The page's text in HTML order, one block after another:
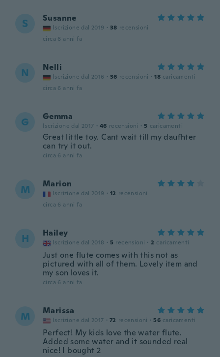
S Susanne
Iscrizione dal 2019 · 38 recensioni
circa 6 anni fa
N Nelli
Iscrizione dal 2016 · 36 recensioni · 18 caricamenti
circa 6 anni fa
G Gemma
Iscrizione dal 2017 · 46 recensioni · 5 caricamenti
Great little toy. Cant wait till my daufhter
can try it out.
circa 6 anni fa
M Marion
Iscrizione dal 2019 · 12 recensioni
circa 6 anni fa
H Hailey
Iscrizione dal 2018 · 5 recensioni · 2 caricamenti
Just one flute comes with this not as
pictured with all of them. Lovely item and
my son loves it.
circa 6 anni fa
M Marissa
Iscrizione dal 2017 · 72 recensioni · 56 caricamenti
Perfect! My kids love the water flute.
Added some water and it sounded real
nice! I bought 2